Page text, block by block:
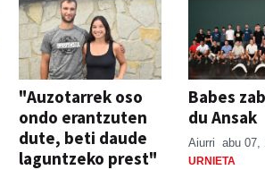
"Auzotarrek oso
ondo erantzuten
dute, beti daude
laguntzeko prest"
Babes
du Ansak
Aiurri abu 07,
URNIETA